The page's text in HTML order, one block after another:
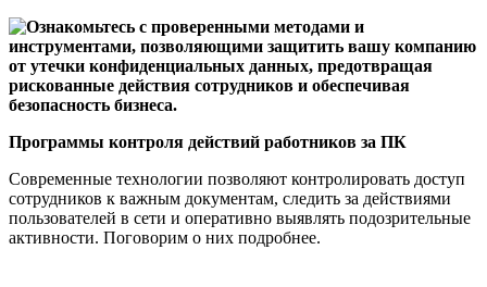
Программы контроля действий работников за ПК
Современные технологии позволяют контролировать доступ
сотрудников к важным документам, следить за действиями
пользователей в сети и оперативно выявлять подозрительные
активности. Поговорим о них подробнее.